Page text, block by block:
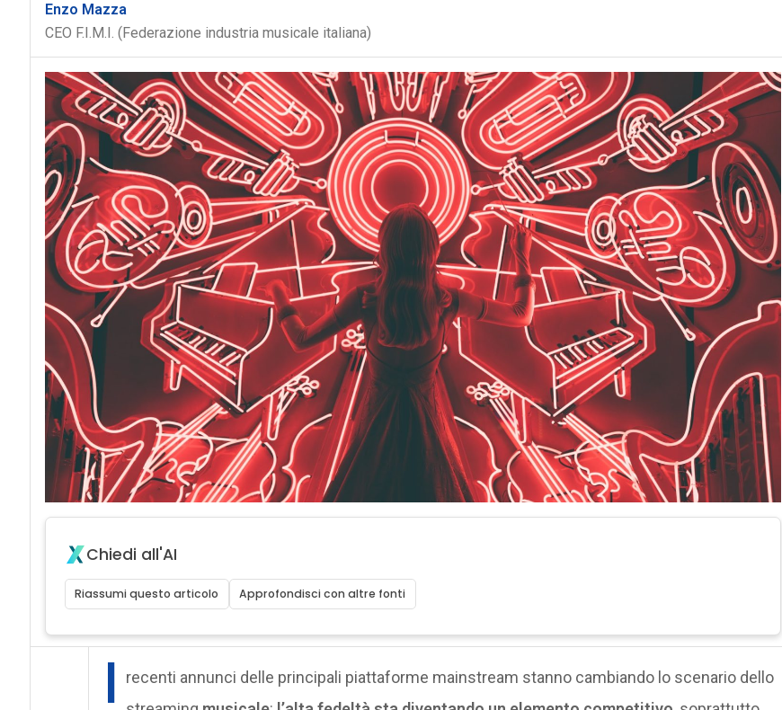
Enzo Mazza
CEO F.I.M.I. (Federazione industria musicale italiana)
Chiedi all'AI
Riassumi questo articolo Approfondisci con altre fonti
I
recenti annunci delle principali piattaforme mainstream stanno cambiando lo scenario dello
I il business